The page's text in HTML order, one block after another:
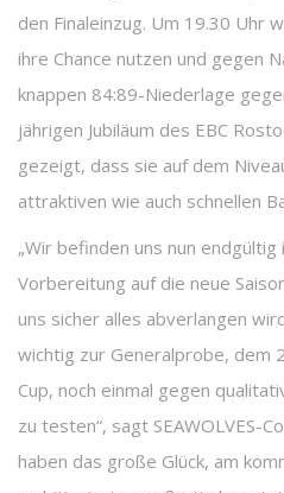
den Finaleinzug. Um 19.30 Uhr
ihre Chance nutzen und gegen
knappen 84:89-Niederlage
jährigen Jubiläum des EBC
gezeigt, dass sie auf dem
attraktiven wie auch schnellen
„Wir befinden uns nun
Vorbereitung auf die neue
uns sicher alles abverlangen
wichtig zur Generalprobe, dem
Cup, noch einmal gegen
zu testen“, sagt SEAWOLVES-
haben das große Glück, am